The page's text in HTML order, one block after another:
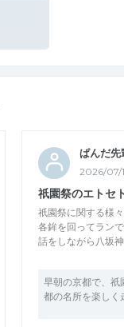
ぱんだ先
2026/07/
祇園祭のエトセ
祇園祭に関する様
各鉾を回ってラン
話をしながら八坂
早朝の京都で、祇
都の名所を楽しく